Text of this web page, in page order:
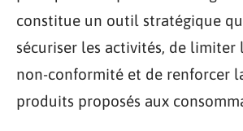
constitue un outil stratégique
sécuriser les activités, de limiter
non-conformité et de renforcer
produits proposés aux